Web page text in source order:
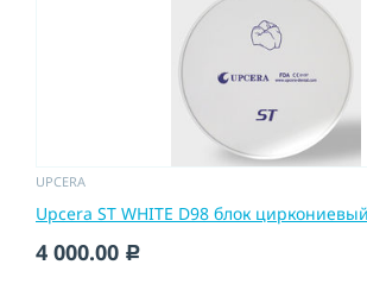
UPCERA
Upcera ST WHITE D98 блок
4 000.00 c